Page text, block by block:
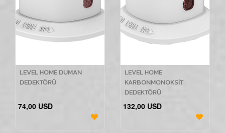
LEVEL HOME DUMAN
DEDEKTÖRÜ
74,00 USD
LEVEL HOME
KARBONMONOKSİT
DEDEKTÖRÜ
132,00 USD